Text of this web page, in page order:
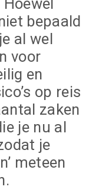
bepaald
al wel
voor
en
op reis
zaken
je nu al
je
meteen